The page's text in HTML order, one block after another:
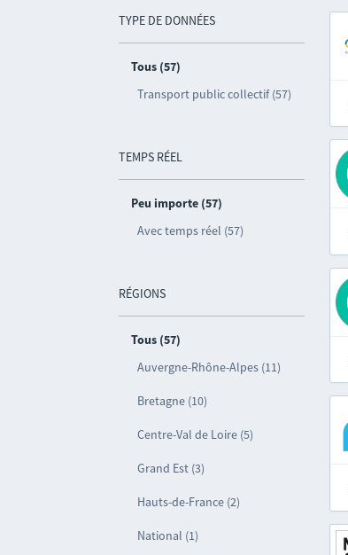
TYPE DE DONNÉES
Tous (57)
Transport public collectif (57)
TEMPS RÉEL
Peu importe (57)
Avec temps réel (57)
RÉGIONS
Tous (57)
Auvergne-Rhône-Alpes (11)
Bretagne (10)
Centre-Val de Loire (5)
Grand Est (3)
Hauts-de-France (2)
National (1)